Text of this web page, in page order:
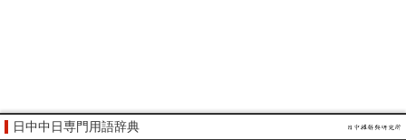
日中中日専門用語辞典